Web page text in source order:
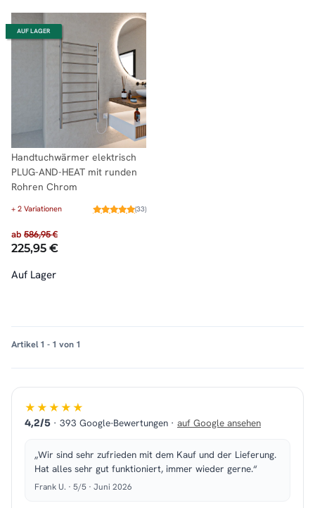
AUF LAGER
Handtuchwärmer elektrisch
PLUG-AND-HEAT mit runden
Rohren Chrom
+ 2 Variationen (33)
ab 586,95 €
225,95 €
Auf Lager
Artikel 1 - 1 von 1
★★★★★
4,2/5 · 393 Google-Bewertungen · auf Google ansehen
„Wir sind sehr zufrieden mit dem Kauf und der Lieferung.
Hat alles sehr gut funktioniert, immer wieder gerne.“
Frank U. · 5/5 · Juni 2026